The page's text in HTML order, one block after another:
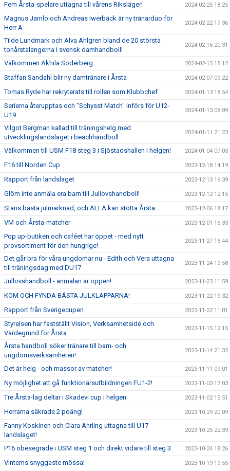
Fem Årsta-spelare uttagna till vårens Riksläger! 2024-02-25 18:25
Magnus Jarnlo och Andreas Iwerbäck är ny tränarduo för
Herr A
2024-02-22 17:36
Tilde Lundmark och Alva Ahlgren bland de 20 största
tonårstalangerna i svensk damhandboll!
2024-02-16 20:31
Välkommen Akhila Söderberg 2024-02-15 15:12
Staffan Sandahl blir ny damtränare i Årsta 2024-02-07 09:22
Tomas Ryde har rekryterats till rollen som Klubbchef 2024-01-13 18:54
Serierna återupptas och "Schysst Match" införs för U12-
U19
2024-01-13 08:09
Vilgot Bergman kallad till träningshelg med
utvecklingslandslaget i beachhandboll
2024-01-11 21:23
Välkommen till USM F18 steg 3 i Sjöstadshallen i helgen! 2024-01-04 07:03
F16 till Norden Cup 2023-12-18 14:19
Rapport från landslaget 2023-12-13 16:39
Glöm inte anmäla era barn till Jullovshandboll! 2023-12-12 12:15
Stans bästa julmarknad, och ALLA kan stötta Årsta... 2023-12-06 18:17
VM och Årsta-matcher 2023-12-01 16:33
Pop up-butiken och caféet har öppet - med nytt
provsortiment för den hungrige!
2023-11-27 16:44
Det går bra för våra ungdomar nu - Edith och Vera uttagna
till träningsdag med DU17
2023-11-24 19:58
Jullovshandboll - anmälan är öppen! 2023-11-23 11:59
KOM OCH FYNDA BÄSTA JULKLAPPARNA! 2023-11-22 19:32
Rapport från Sverigecupen 2023-11-22 11:01
Styrelsen har fastställt Vision, Verksamhetsidé och
Värdegrund för Årsta
2023-11-15 12:15
Årsta handboll söker tränare till barn- och
ungdomsverksamheten!
2023-11-14 21:32
Det är helg - och massor av matcher! 2023-11-11 09:01
Ny möjlighet att gå funktionärsutbildningen FU1-2! 2023-11-03 17:03
Tre Årsta-lag deltar i Skadevi cup i helgen 2023-11-02 13:51
Herrarna säkrade 2 poäng! 2023-10-29 20:09
Fanny Koskinen och Clara Ahrling uttagna till U17-
landslaget!
2023-10-25 22:39
P16 obesegrade i USM steg 1 och direkt vidare till steg 3 2023-10-24 18:26
Vinterns snyggaste mössa! 2023-10-19 19:55